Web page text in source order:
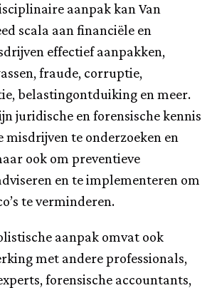
aanpak kan Van
scala aan financiële en
effectief aanpakken,
fraude, corruptie,
belastingontduiking en meer.
juridische en forensische kennis
misdrijven te onderzoeken en
ook om preventieve
en te implementeren om
te verminderen.
aanpak omvat ook
met andere professionals,
forensische accountants,